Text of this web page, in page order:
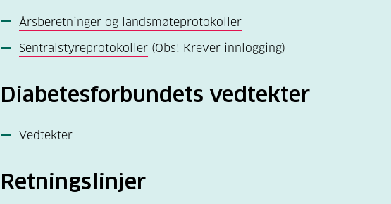
Årsberetninger og landsmøteprotokoller
Sentralstyreprotokoller (Obs! Krever innlogging)
Diabetesforbundets vedtekter
Vedtekter
Retningslinjer